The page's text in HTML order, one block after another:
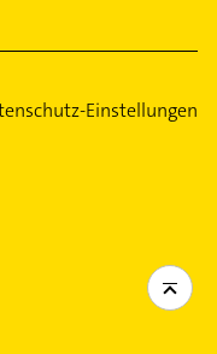
Einstellungen